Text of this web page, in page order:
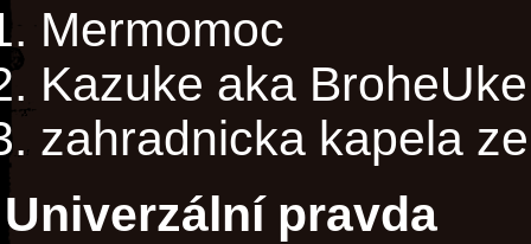
Mermomoc
Kazuke aka BroheUke
zahradnicka kapela
Univerzální pravda